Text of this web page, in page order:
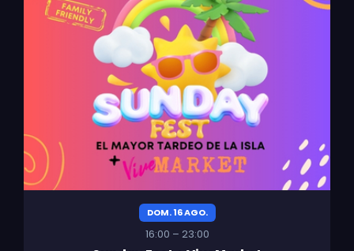
DOM. 16 AGO.
16:00 – 23:00